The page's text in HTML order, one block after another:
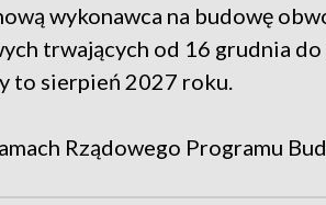
wykonawca na budowę
trwających od 16 grudnia
to sierpień 2027 roku.
Rządowego Programu